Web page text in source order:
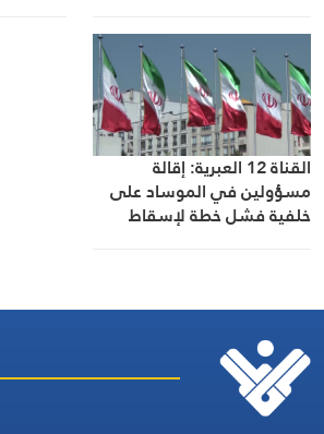
القناة 12 العبرية: إقالة
مسؤولين في الموساد على
خلفية فشل خطة لإسقاط